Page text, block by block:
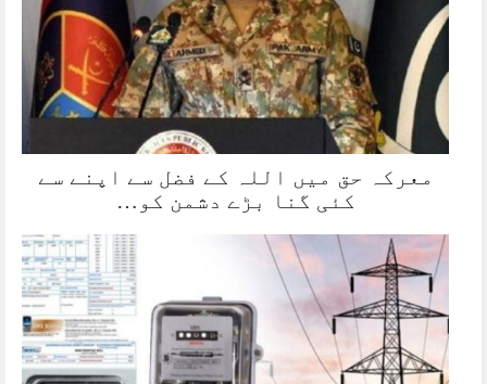
معرکہ حق میں اللہ کے فضل سے اپنے سے
کئی گنا بڑے دشمن کو…